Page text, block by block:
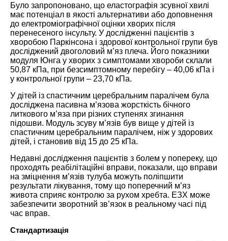
Було запропоновано, що еластографія зсувної хвилі
має потенціал в якості альтернативи або доповнення
до електроміографічної оцінки хворих після
перенесеного інсульту. У дослідженні пацієнтів з
хворобою Паркінсона і здорової контрольної групи був
досліджений двоголовий м’яз плеча. Його показники
модуля Юнга у хворих з симптомами хвороби склали
50,87 кПа, при безсимптомному перебігу – 40,06 кПа і
у контрольної групи – 23,70 кПа.
У дітей із спастичним церебральним паралічем була
досліджена пасивна м’язова жорсткість бічного
литкового м’яза при різних ступенях згинання
підошви. Модуль зсуву м’язів був вище у дітей із
спастичним церебральним паралічем, ніж у здорових
дітей, і становив від 15 до 25 кПа.
Недавні дослідження пацієнтів з болем у попереку, що
проходять реабілітаційні вправи, показали, що вправи
на зміцнення м’язів тулуба можуть поліпшити
результати лікування, тому що поперечний м’яз
живота сприяє контролю за рухом хребта. ЕЗХ може
забезпечити зворотний зв’язок в реальному часі під
час вправ.
Стандартизація